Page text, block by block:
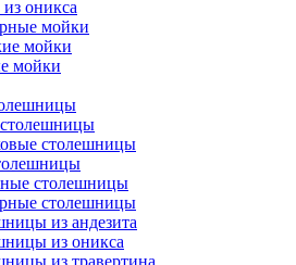
оникса
мойки
мойки
мойки
столешницы
столешницы
столешницы
из андезита
из оникса
из травертина